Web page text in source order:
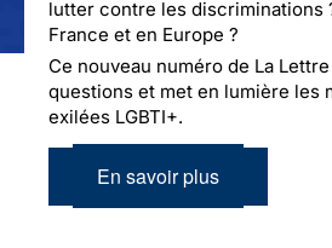
lutter contre les discriminations
France et en Europe ?
Ce nouveau numéro de La
questions et met en lumière les
exilées LGBTI+.
En savoir plus